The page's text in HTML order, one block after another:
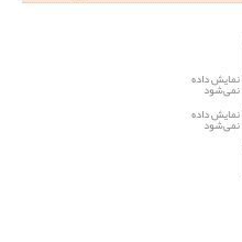
نمایش داده
نمی‌شود
نمایش داده
نمی‌شود